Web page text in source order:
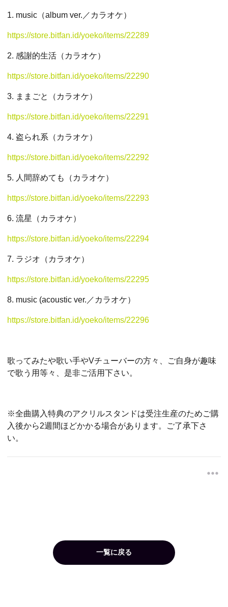
1. music（album ver.／カラオケ）
https://store.bitfan.id/yoeko/items/22289
2. 感謝的生活（カラオケ）
https://store.bitfan.id/yoeko/items/22290
3. ままごと（カラオケ）
https://store.bitfan.id/yoeko/items/22291
4. 盗られ系（カラオケ）
https://store.bitfan.id/yoeko/items/22292
5. 人間辞めても（カラオケ）
https://store.bitfan.id/yoeko/items/22293
6. 流星（カラオケ）
https://store.bitfan.id/yoeko/items/22294
7. ラジオ（カラオケ）
https://store.bitfan.id/yoeko/items/22295
8. music (acoustic ver.／カラオケ）
https://store.bitfan.id/yoeko/items/22296
歌ってみたや歌い手やVチューバーの方々、ご自身が趣味
で歌う用等々、是非ご活用下さい。
※全曲購入特典のアクリルスタンドは受注生産のためご購
入後から2週間ほどかかる場合があります。ご了承下さ
い。
一覧に戻る